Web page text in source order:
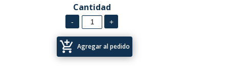
Cantidad
add_shopping_cart Agregar al pedido